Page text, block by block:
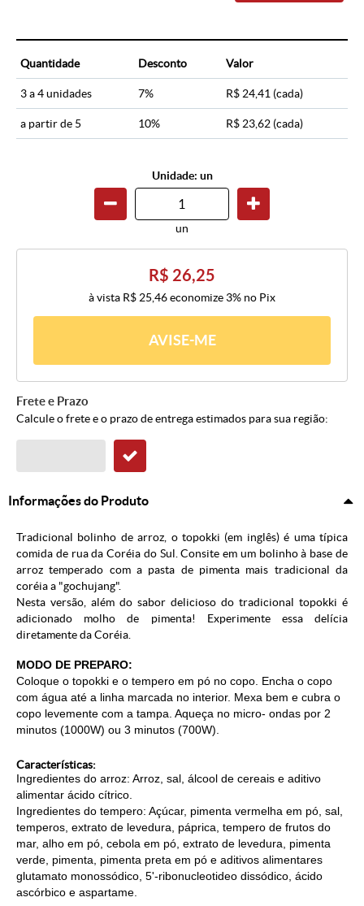
Quantidade Desconto Valor
3 a 4 unidades 7% R$ 24,41 (cada)
a partir de 5 10% R$ 23,62 (cada)
Unidade: un
un
R$ 26,25
à vista R$ 25,46economize 3% no Pix
AVISE-ME
Frete e Prazo
Calcule o frete e o prazo de entrega estimados para sua região:
Informações do Produto
Tradicional bolinho de arroz, o topokki (em inglês) é uma típica
comida de rua da Coréia do Sul. Consite em um bolinho à base de
arroz temperado com a pasta de pimenta mais tradicional da
coréia a "gochujang".
Nesta versão, além do sabor delicioso do tradicional topokki é
adicionado molho de pimenta! Experimente essa delícia
diretamente da Coréia.
MODO DE PREPARO:
Coloque o topokki e o tempero em pó no copo. Encha o copo
com água até a linha marcada no interior. Mexa bem e cubra o
copo levemente com a tampa. Aqueça no micro- ondas por 2
minutos (1000W) ou 3 minutos (700W).
Características:
Ingredientes do arroz: Arroz, sal, álcool de cereais e aditivo
alimentar ácido cítrico.
Ingredientes do tempero: Açúcar, pimenta vermelha em pó, sal,
temperos, extrato de levedura, páprica, tempero de frutos do
mar, alho em pó, cebola em pó, extrato de levedura, pimenta
verde, pimenta, pimenta preta em pó e aditivos alimentares
glutamato monossódico, 5'-ribonucleotideo dissódico, ácido
ascórbico e aspartame.